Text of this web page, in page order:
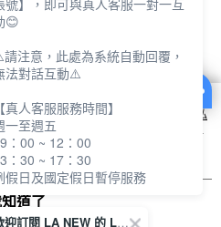
站使用 cookie 方式之詳情，及若您不希
腦的 cookie 設定，請參閱本網站「
隱私
本網站即表示您同意本公司得按本網站使
道了
歡迎訂閱 LA NEW 的 LINE 官方帳號
號】，即可與真人客服一對一互
😊
注意，此處為系統自動回覆，
法對話互動⚠️
【真人客服服務時間】
一至週五
：00 ~ 12：00
：30 ~ 17：30
假日及國定假日暫停服務